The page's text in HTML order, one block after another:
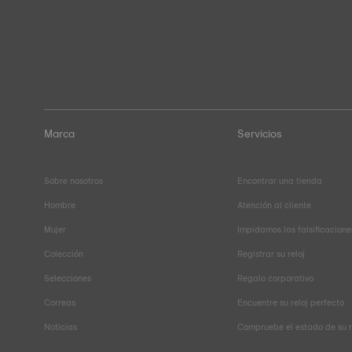
Marca
Sobre nosotros
Hombre
Mujer
Colección
Selecciones
Correas
Noticias
Servicios
Encontrar una tienda
Atención al cliente
Impidamos las
Registrar su reloj
Regalo corporativo
Encuentre su reloj perfecto
Compruebe el estado de su